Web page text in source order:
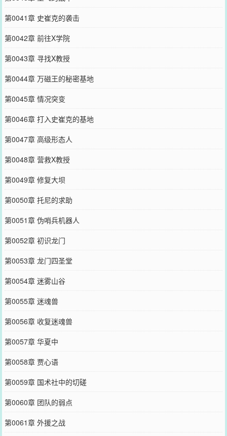
第0041章 史崔克的袭击
第0042章 前往X学院
第0043章 寻找X教授
第0044章 万磁王的秘密基地
第0045章 情况突变
第0046章 打入史崔克的基地
第0047章 高级形态人
第0048章 营救X教授
第0049章 修复大坝
第0050章 托尼的求助
第0051章 伪哨兵机器人
第0052章 初识龙门
第0053章 龙门四圣堂
第0054章 迷雾山谷
第0055章 迷魂兽
第0056章 收复迷魂兽
第0057章 华夏中
第0058章 贾心语
第0059章 国术社中的切磋
第0060章 团队的弱点
第0061章 外援之战